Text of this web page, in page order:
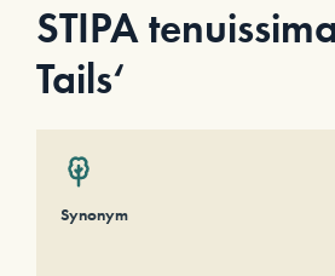
STIPA
Tails‘
Synonym